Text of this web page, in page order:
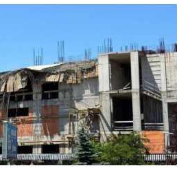
koji su uložili godine i novac u
Kantonalnog suda u […]